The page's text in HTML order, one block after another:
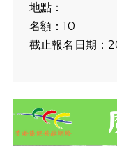
地點：
名額：10
截止報名日期：